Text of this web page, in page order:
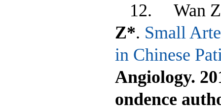
12. Wan
Z*. Small
in Chinese
Angiology.
ondence